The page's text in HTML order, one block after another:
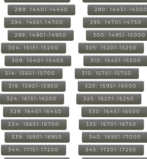
289: 14401-14450 290: 14451-14500
294: 14651-14700 295: 14701-14750
299: 14901-14950 300: 14951-15000
304: 15151-15200 305: 15201-15250
309: 15401-15450 310: 15451-15500
314: 15651-15700 315: 15701-15750
319: 15901-15950 320: 15951-16000
324: 16151-16200 325: 16201-16250
329: 16401-16450 330: 16451-16500
334: 16651-16700 335: 16701-16750
339: 16901-16950 340: 16951-17000
344: 17151-17200 345: 17201-17250